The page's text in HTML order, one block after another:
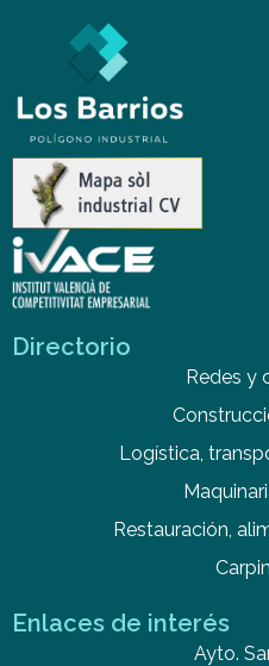
Directorio
Redes y
Logística,
Restauración,
Enlaces de interés
Ayto.